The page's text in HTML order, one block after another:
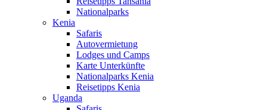
Nationalparks
Kenia
Safaris
Autovermietung
Lodges und Camps
Karte Unterkünfte
Nationalparks Kenia
Reisetipps Kenia
Uganda